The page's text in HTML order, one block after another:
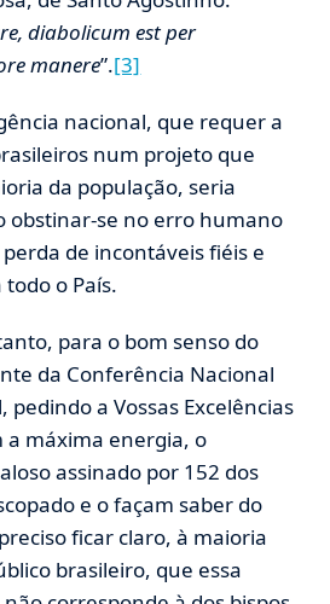
diabolicum est per
manere”.[3]
nacional, que requer a
num projeto que
da população, seria
obstinar-se no erro humano
de incontáveis fiéis e
o País.
para o bom senso do
da Conferência Nacional
pedindo a Vossas Excelências
máxima energia, o
assinado por 152 dos
e o façam saber do
ficar claro, à maioria
brasileiro, que essa